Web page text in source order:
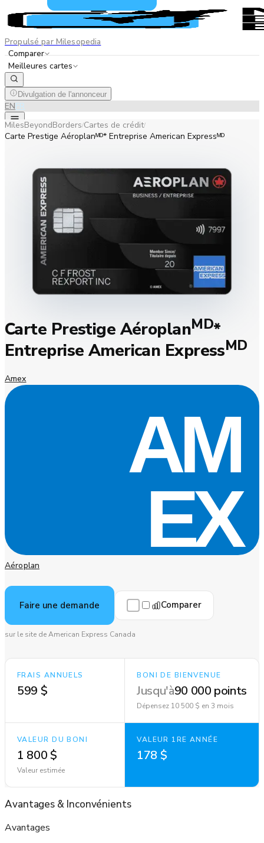
Propulsé par Milesopedia
Comparer
Meilleures cartes
Divulgation de l'annonceur
ENFR
MilesBeyondBorders/Cartes de crédit/
Carte Prestige Aéroplanᴹᴰ* Entreprise American Expressᴹᴰ
Carte Prestige AéroplanMD*
Entreprise American ExpressMD
Amex
Aéroplan
Faire une demande Comparer
sur le site de American Express Canada
FRAIS ANNUELS
599 $
BONI DE BIENVENUE
Jusqu'à90 000 points
Dépensez 10 500 $ en 3 mois
VALEUR DU BONI
1 800 $
Valeur estimée
VALEUR 1RE ANNÉE
178 $
Avantages & Inconvénients
Avantages